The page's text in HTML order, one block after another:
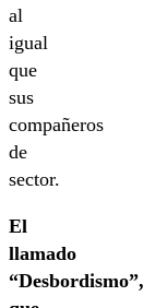
al
igual
que
sus
compañeros
de
sector.
El
llamado
“Desbordismo”,